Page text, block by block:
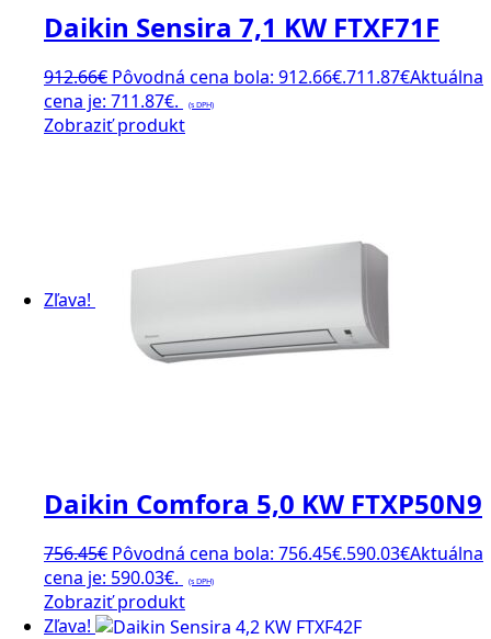
Daikin Sensira 7,1 KW FTXF71F
912.66€ Pôvodná cena bola: 912.66€.711.87€Aktuálna
cena je: 711.87€.
(s DPH)
Zobraziť produkt
Zľava!
Daikin Comfora 5,0 KW FTXP50N9
756.45€ Pôvodná cena bola: 756.45€.590.03€Aktuálna
cena je: 590.03€.
(s DPH)
Zobraziť produkt
Zľava!